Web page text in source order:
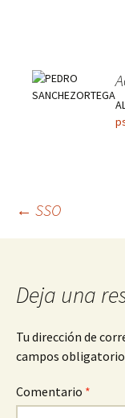
← SSO
Deja una
Tu dirección de
campos
Comentario *